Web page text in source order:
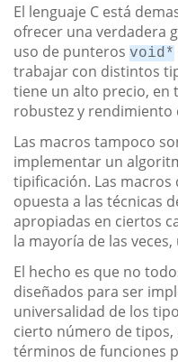
El lenguaje C está
ofrecer una verdadera
uso de punteros void*
trabajar con distintos
tiene un alto precio, en
robustez y rendimiento
Las macros tampoco
implementar un
tipificación. Las
opuesta a las técnicas
apropiadas en ciertos
la mayoría de las
El hecho es que no
diseñados para ser
universalidad de los
cierto número de tipos,
términos de funciones